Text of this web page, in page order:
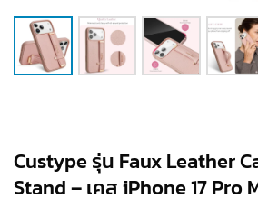
Custype รุ่น Faux Leather
Stand – เคส iPhone 17 Pro